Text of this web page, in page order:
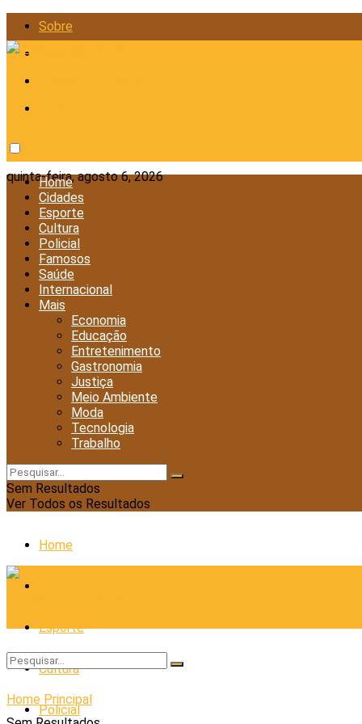
Sobre
quinta-feira, agosto 6, 2026
Home
Cidades
Esporte
Cultura
Policial
Famosos
Saúde
Internacional
Mais
Economia
Educação
Entretenimento
Gastronomia
Justiça
Meio Ambiente
Moda
Tecnologia
Trabalho
Sem Resultados
Ver Todos os Resultados
Home
Esporte
Cultura
Policial
Home Principal